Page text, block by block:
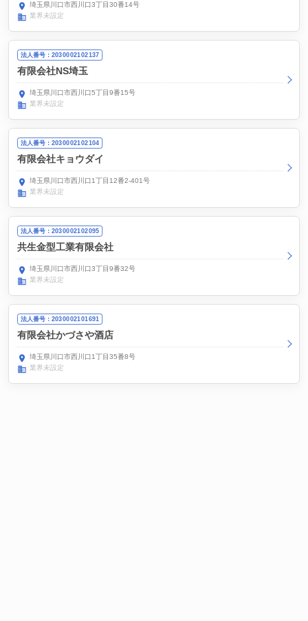
埼玉県川口市西川口3丁目30番14号
業界未設定
法人番号：2030002102137
有限会社NS埼玉
埼玉県川口市西川口5丁目9番15号
業界未設定
法人番号：2030002102104
有限会社キョウダイ
埼玉県川口市西川口1丁目12番2-401号
業界未設定
法人番号：2030002102095
共生金型工業有限会社
埼玉県川口市西川口3丁目9番32号
業界未設定
法人番号：2030002101691
有限会社かづさや酒店
埼玉県川口市西川口1丁目35番8号
業界未設定